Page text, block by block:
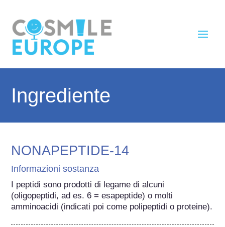
Ingrediente
NONAPEPTIDE-14
Informazioni sostanza
I peptidi sono prodotti di legame di alcuni
(oligopeptidi, ad es. 6 = esapeptide) o molti
amminoacidi (indicati poi come polipeptidi o proteine).